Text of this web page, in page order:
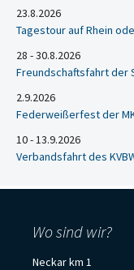
23.8.2026
Tagestour auf Rhein
28 - 30.8.2026
Freundschaftsfahrt der
2.9.2026
Federweißerfest der
10 - 13.9.2026
Verbandsfahrt des
Wo sind wir?
Neckar km 1